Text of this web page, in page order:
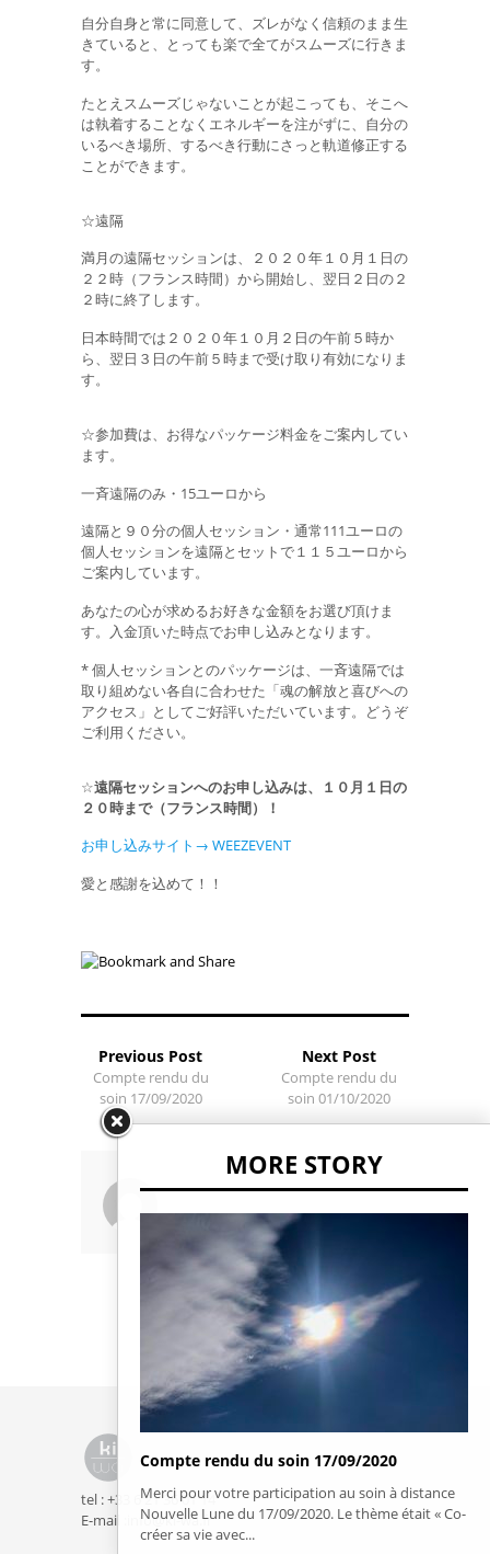
自分自身と常に同意して、ズレがなく信頼のまま生
きていると、とっても楽で全てがスムーズに行きま
す。
たとえスムーズじゃないことが起こっても、そこへ
は執着することなくエネルギーを注がずに、自分の
いるべき場所、するべき行動にさっと軌道修正する
ことができます。
☆遠隔
満月の遠隔セッションは、２０２０年１０月１日の
２２時（フランス時間）から開始し、翌日２日の２
２時に終了します。
日本時間では２０２０年１０月２日の午前５時か
ら、翌日３日の午前５時まで受け取り有効になりま
す。
☆参加費は、お得なパッケージ料金をご案内してい
ます。
一斉遠隔のみ・15ユーロから
遠隔と９０分の個人セッション・通常111ユーロの
個人セッションを遠隔とセットで１１５ユーロから
ご案内しています。
あなたの心が求めるお好きな金額をお選び頂けま
す。入金頂いた時点でお申し込みとなります。
* 個人セッションとのパッケージは、一斉遠隔では
取り組めない各自に合わせた「魂の解放と喜びへの
アクセス」としてご好評いただいています。どうぞ
ご利用ください。
☆遠隔セッションへのお申し込みは、１０月１日の
２０時まで（フランス時間）！
お申し込みサイト→ WEEZEVENT
愛と感謝を込めて！！
Previous Post
Compte rendu du
soin 17/09/2020
Next Post
Compte rendu du
soin 01/10/2020
MORE STORY
Compte rendu du soin 17/09/2020
Merci pour votre participation au soin à distance
Nouvelle Lune du 17/09/2020. Le thème était « Co-
créer sa vie avec...
tel : +33 6 21 36 01 14
E-mail :info@ki-wa.fr